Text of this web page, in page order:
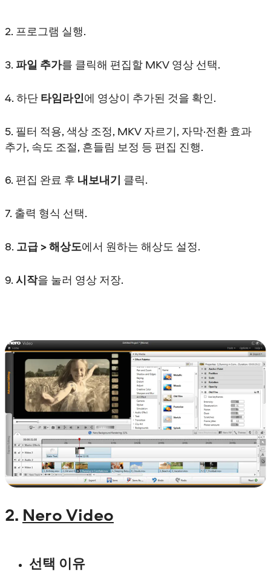
2. 프로그램 실행.
3. 파일 추가를 클릭해 편집할 MKV 영상 선택.
4. 하단 타임라인에 영상이 추가된 것을 확인.
5. 필터 적용, 색상 조정, MKV 자르기, 자막·전환 효과
추가, 속도 조절, 흔들림 보정 등 편집 진행.
6. 편집 완료 후 내보내기 클릭.
7. 출력 형식 선택.
8. 고급 > 해상도에서 원하는 해상도 설정.
9. 시작을 눌러 영상 저장.
2. Nero Video
선택 이유